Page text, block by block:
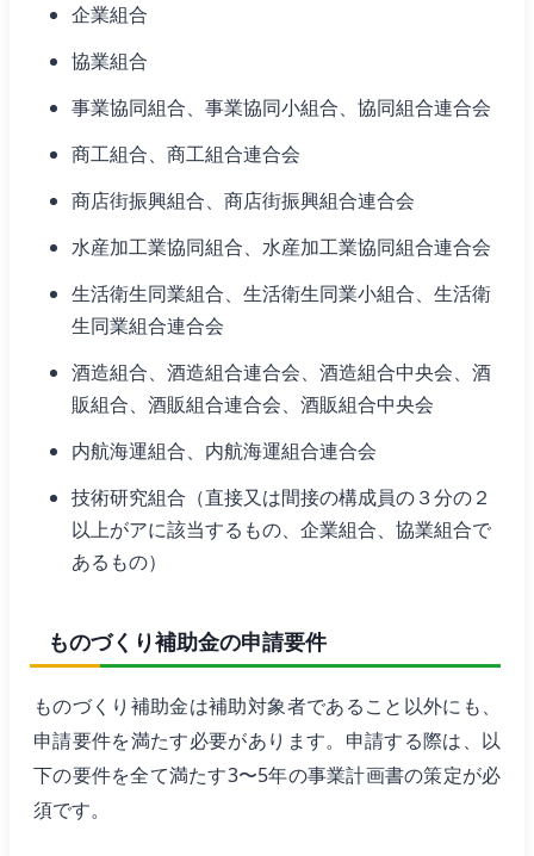
企業組合
協業組合
事業協同組合、事業協同小組合、協同組合連合会
商工組合、商工組合連合会
商店街振興組合、商店街振興組合連合会
水産加工業協同組合、水産加工業協同組合連合会
生活衛生同業組合、生活衛生同業小組合、生活衛
生同業組合連合会
酒造組合、酒造組合連合会、酒造組合中央会、酒
販組合、酒販組合連合会、酒販組合中央会
内航海運組合、内航海運組合連合会
技術研究組合（直接又は間接の構成員の３分の２
以上がアに該当するもの、企業組合、協業組合で
あるもの）
ものづくり補助金の申請要件
ものづくり補助金は補助対象者であること以外にも、
申請要件を満たす必要があります。申請する際は、以
下の要件を全て満たす3〜5年の事業計画書の策定が必
須です。